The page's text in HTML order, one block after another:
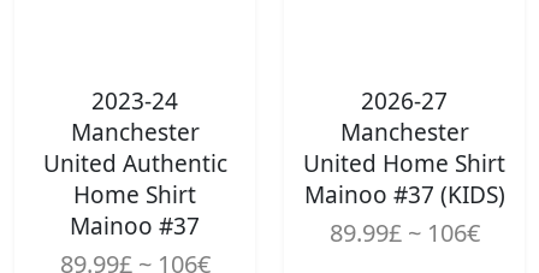
2023-24
Manchester
United Authentic
Home Shirt
Mainoo #37
89.99£ ~ 106€
2026-27
Manchester
United Home Shirt
Mainoo #37 (KIDS)
89.99£ ~ 106€